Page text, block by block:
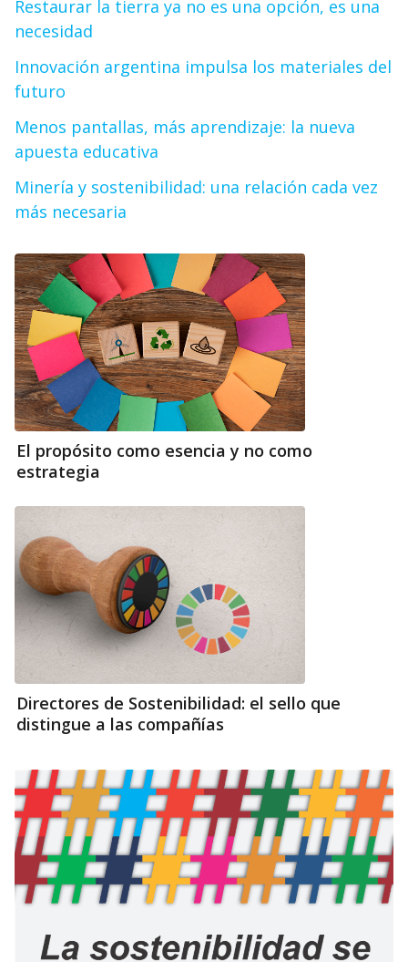
Restaurar la tierra ya no es una opción, es una
necesidad
Innovación argentina impulsa los materiales del
futuro
Menos pantallas, más aprendizaje: la nueva
apuesta educativa
Minería y sostenibilidad: una relación cada vez
más necesaria
El propósito como esencia y no como
estrategia
Directores de Sostenibilidad: el sello que
distingue a las compañías